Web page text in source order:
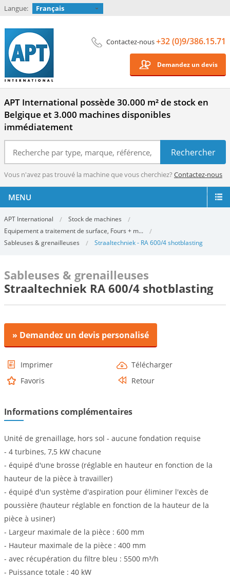
Langue: Français
Contactez-nous+32 (0)9/386.15.71
Demandez un devis
APT International possède 30.000 m² de stock en
Belgique et 3.000 machines disponibles
immédiatement
Vous n'avez pas trouvé la machine que vous cherchiez? Contactez-nous
MENU
APT International
Stock de machines
Equipement a traitement de surface, Fours + m...
Sableuses & grenailleuses
Straaltechniek - RA 600/4 shotblasting
Sableuses & grenailleuses
Straaltechniek RA 600/4 shotblasting
» Demandez un devis personalisé
Imprimer
Télécharger
Favoris
Retour
Informations complémentaires
Unité de grenaillage, hors sol - aucune fondation requise
- 4 turbines, 7,5 kW chacune
- équipé d'une brosse (réglable en hauteur en fonction de la
hauteur de la pièce à travailler)
- équipé d'un système d'aspiration pour éliminer l'excès de
poussière (hauteur réglable en fonction de la hauteur de la
pièce à usiner)
- Largeur maximale de la pièce : 600 mm
- Hauteur maximale de la pièce : 400 mm
- avec récupération du filtre bleu : 5500 m³/h
- Puissance totale : 40 kW